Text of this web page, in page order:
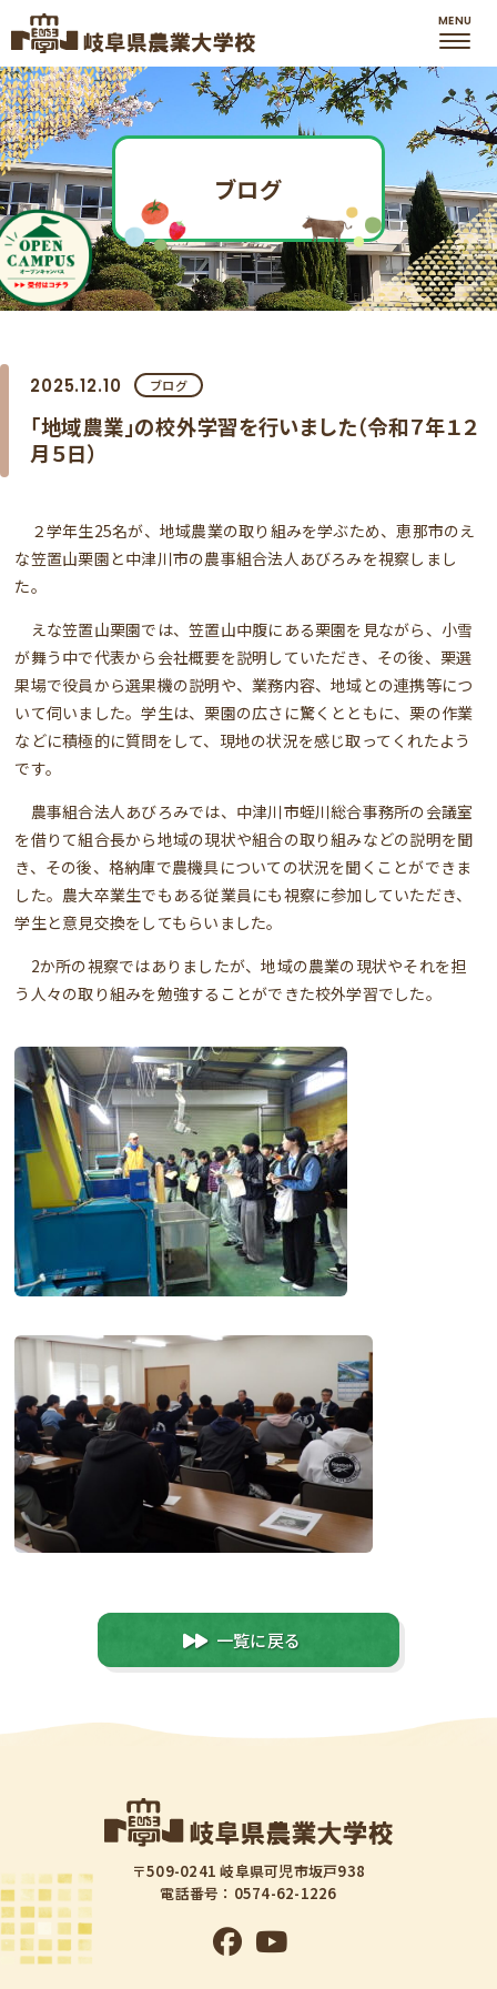
ブログ
2025.12.10 ブログ
「地域農業」の校外学習を行いました（令和７年１２
月５日）
２学年生25名が、地域農業の取り組みを学ぶため、恵那市のえ
な笠置山栗園と中津川市の農事組合法人あびろみを視察しまし
た。
えな笠置山栗園では、笠置山中腹にある栗園を見ながら、小雪
が舞う中で代表から会社概要を説明していただき、その後、栗選
果場で役員から選果機の説明や、業務内容、地域との連携等につ
いて伺いました。学生は、栗園の広さに驚くとともに、栗の作業
などに積極的に質問をして、現地の状況を感じ取ってくれたよう
です。
農事組合法人あびろみでは、中津川市蛭川総合事務所の会議室
を借りて組合長から地域の現状や組合の取り組みなどの説明を聞
き、その後、格納庫で農機具についての状況を聞くことができま
した。農大卒業生でもある従業員にも視察に参加していただき、
学生と意見交換をしてもらいました。
2か所の視察ではありましたが、地域の農業の現状やそれを担
う人々の取り組みを勉強することができた校外学習でした。
一覧に戻る
〒509-0241 岐阜県可児市坂戸938
電話番号：0574-62-1226